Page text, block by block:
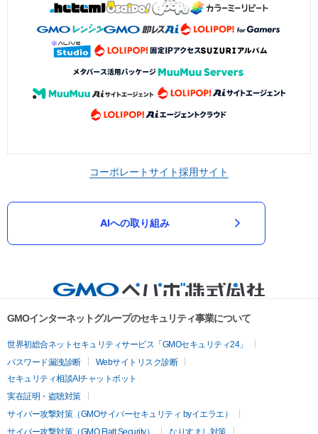
コーポレートサイト採用サイト
AIへの取り組み
GMOインターネットグループのセキュリティ事業について
世界初総合ネットセキュリティサービス「GMOセキュリティ24」
パスワード漏洩診断
Webサイトリスク診断
セキュリティ相談AIチャットボット
実在証明・盗聴対策
サイバー攻撃対策（GMOサイバーセキュリティ byイエラエ）
サイバー攻撃対策（GMO Flatt Security）
なりすまし対策